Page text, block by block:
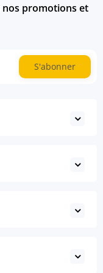
promotions et
S'abonner